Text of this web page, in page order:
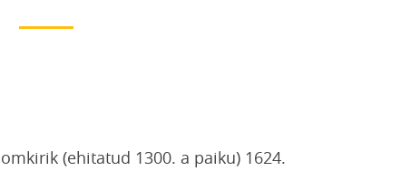
(ehitatud 1300. a paiku) 1624.